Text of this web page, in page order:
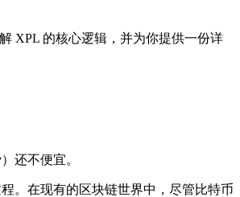
XPL 的核心逻辑，并为你提供一份详
还不便宜。
。在现有的区块链世界中，尽管比特币